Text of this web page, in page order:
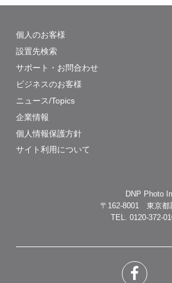
個人のお客様
設置先検索
サポート・お問合わせ
ビジネスのお客様
ニュース/Topics
企業情報
個人情報保護方針
サイト利用について
DNP Photo
〒162-8001 東京都
TEL. 0120-372-